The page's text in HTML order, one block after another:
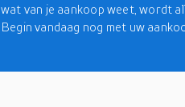
wat van je aankoop weet, wordt
Begin vandaag nog met uw